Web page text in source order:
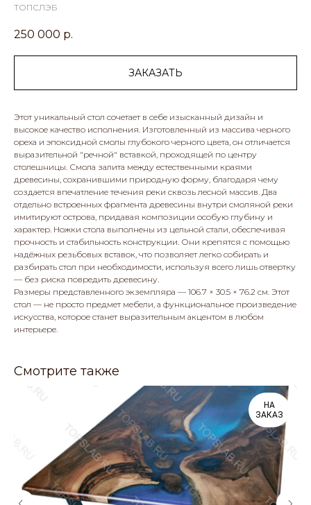
ТОПСЛЭБ
250 000 р.
ЗАКАЗАТЬ
Этот уникальный стол сочетает в себе изысканный дизайн и
высокое качество исполнения. Изготовленный из массива черного
ореха и эпоксидной смолы глубокого черного цвета, он отличается
выразительной "речной" вставкой, проходящей по центру
столешницы. Смола залита между естественными краями
древесины, сохранившими природную форму, благодаря чему
создается впечатление течения реки сквозь лесной массив. Два
отдельно встроенных фрагмента древесины внутри смоляной реки
имитируют острова, придавая композиции особую глубину и
характер. Ножки стола выполнены из цельной стали, обеспечивая
прочность и стабильность конструкции. Они крепятся с помощью
надёжных резьбовых вставок, что позволяет легко собирать и
разбирать стол при необходимости, используя всего лишь отвертку
— без риска повредить древесину.
Размеры представленного экземпляра — 106.7 × 30.5 × 76.2 см. Этот
стол — не просто предмет мебели, а функциональное произведение
искусства, которое станет выразительным акцентом в любом
интерьере.
Смотрите также
НА
ЗАКАЗ